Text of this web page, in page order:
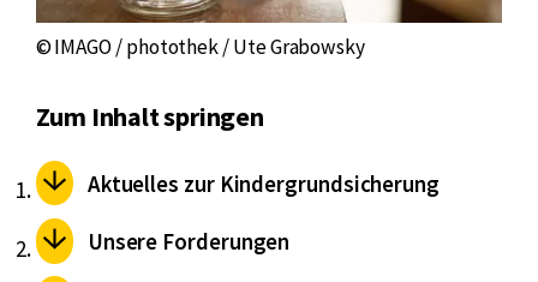
© IMAGO / photothek / Ute Grabowsky
Zum Inhalt springen
Aktuelles zur Kindergrundsicherung
Unsere Forderungen